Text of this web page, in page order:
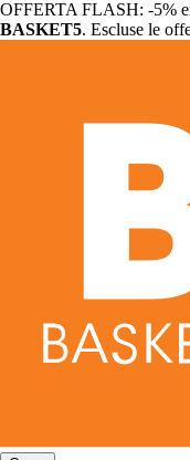
OFFERTA FLASH: -5%
BASKET5. Escluse le